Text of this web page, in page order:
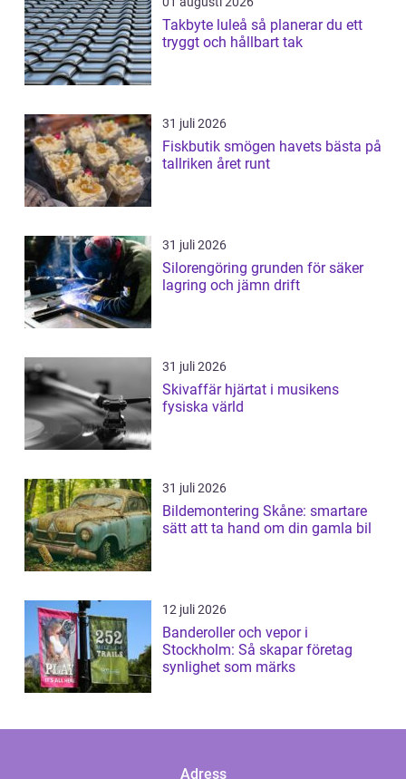
Takbyte luleå så planerar du ett
tryggt och hållbart tak
31 juli 2026
Fiskbutik smögen havets bästa på
tallriken året runt
31 juli 2026
Silorengöring grunden för säker
lagring och jämn drift
31 juli 2026
Skivaffär hjärtat i musikens
fysiska värld
31 juli 2026
Bildemontering Skåne: smartare
sätt att ta hand om din gamla bil
12 juli 2026
Banderoller och vepor i
Stockholm: Så skapar företag
synlighet som märks
Adress